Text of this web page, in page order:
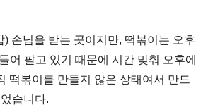
) 손님을 받는 곳이지만, 떡볶이는 오후
어 팔고 있기 때문에 시간 맞춰 오후에
떡볶이를 만들지 않은 상태여서 만드
습니다.